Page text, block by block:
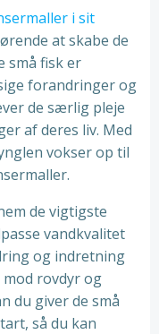
i sit
at skabe de
små fisk er
forandringer og
de særlig pleje
af deres liv. Med
vokser op til
de vigtigste
vandkvalitet
og indretning
rovdyr og
du giver de små
så du kan